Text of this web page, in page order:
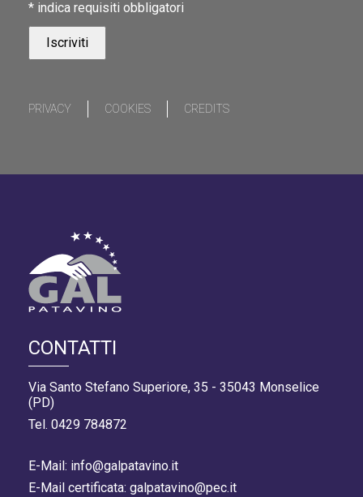
CONTATTI
Via Santo Stefano Superiore, 35 - 35043 Monselice
(PD)
Tel. 0429 784872
E-Mail: info@galpatavino.it
E-Mail certificata: galpatavino@pec.it
* indica requisiti obbligatori
PRIVACY COOKIES CREDITS